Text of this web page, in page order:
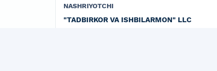
NASHRIYOTCHI
"TADBIRKOR VA ISHBILARMON" LLC